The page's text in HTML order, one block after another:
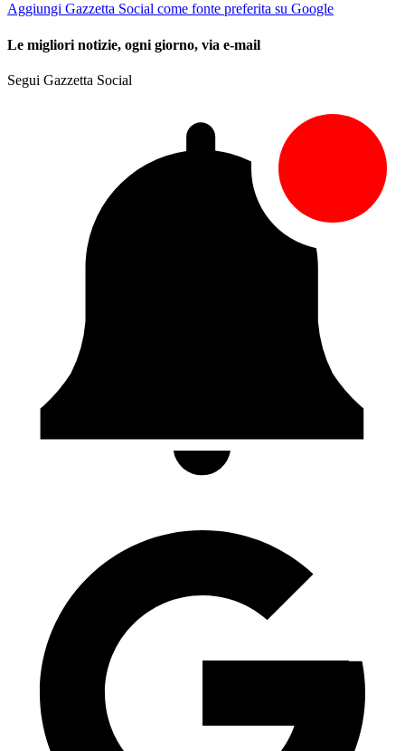
Aggiungi Gazzetta Social come fonte preferita su Google
Le migliori notizie, ogni giorno, via e-mail
Segui Gazzetta Social